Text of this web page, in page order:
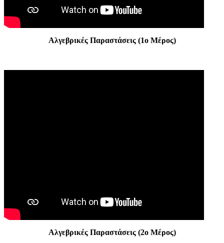
Αλγεβρικές Παραστάσεις (1ο Μέρος)
Αλγεβρικές Παραστάσεις (2ο Μέρος)